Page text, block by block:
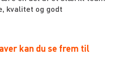
kvalitet og godt
kan du se frem til